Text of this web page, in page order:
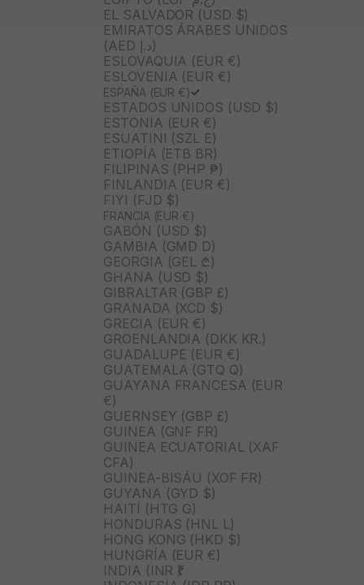
EL SALVADOR (USD $)
EMIRATOS ÁRABES UNIDOS
(AED د.إ)
ESLOVAQUIA (EUR €)
ESLOVENIA (EUR €)
ESPAÑA (EUR €)
ESTADOS UNIDOS (USD $)
ESTONIA (EUR €)
ESUATINI (SZL E)
ETIOPÍA (ETB BR)
FILIPINAS (PHP ₱)
FINLANDIA (EUR €)
FIYI (FJD $)
FRANCIA (EUR €)
GABÓN (USD $)
GAMBIA (GMD D)
GEORGIA (GEL ₾)
GHANA (USD $)
GIBRALTAR (GBP £)
GRANADA (XCD $)
GRECIA (EUR €)
GROENLANDIA (DKK KR.)
GUADALUPE (EUR €)
GUATEMALA (GTQ Q)
GUAYANA FRANCESA (EUR
€)
GUERNSEY (GBP £)
GUINEA (GNF FR)
GUINEA ECUATORIAL (XAF
CFA)
GUINEA-BISÁU (XOF FR)
GUYANA (GYD $)
HAITÍ (HTG G)
HONDURAS (HNL L)
HONG KONG (HKD $)
HUNGRÍA (EUR €)
INDIA (INR ₹)